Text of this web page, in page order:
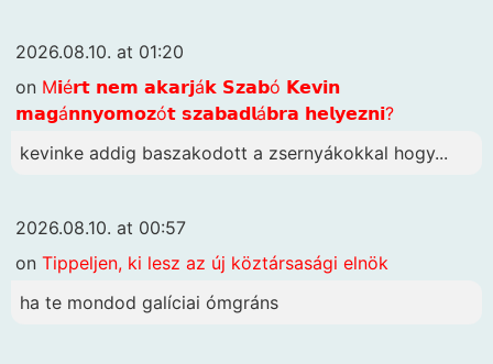
2026.08.10. at 01:20
on M𝗶é𝗿𝘁 𝗻𝗲𝗺 𝗮𝗸𝗮𝗿𝗷á𝗸 𝗦𝘇𝗮𝗯ó 𝗞𝗲𝘃𝗶𝗻
𝗺𝗮𝗴á𝗻𝗻𝘆𝗼𝗺𝗼𝘇ó𝘁 𝘀𝘇𝗮𝗯𝗮𝗱𝗹á𝗯𝗿𝗮 𝗵𝗲𝗹𝘆𝗲𝘇𝗻𝗶?
kevinke addig baszakodott a zsernyákokkal hogy...
2026.08.10. at 00:57
on Tippeljen, ki lesz az új köztársasági elnök
ha te mondod galíciai ómgráns